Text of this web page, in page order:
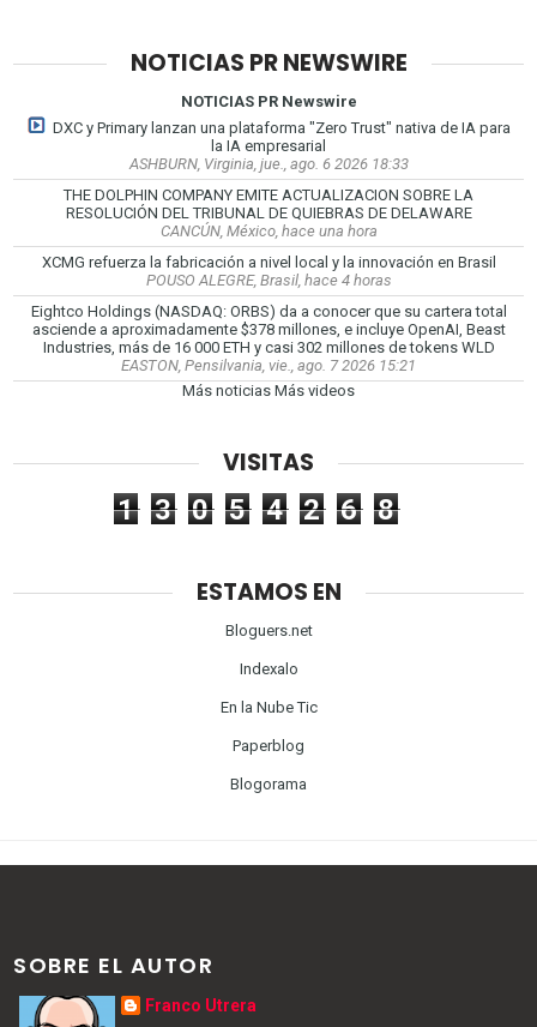
NOTICIAS PR NEWSWIRE
NOTICIAS PR Newswire
DXC y Primary lanzan una plataforma "Zero Trust" nativa de IA para
la IA empresarial
ASHBURN, Virginia, jue., ago. 6 2026 18:33
THE DOLPHIN COMPANY EMITE ACTUALIZACION SOBRE LA
RESOLUCIÓN DEL TRIBUNAL DE QUIEBRAS DE DELAWARE
CANCÚN, México, hace una hora
XCMG refuerza la fabricación a nivel local y la innovación en Brasil
POUSO ALEGRE, Brasil, hace 4 horas
Eightco Holdings (NASDAQ: ORBS) da a conocer que su cartera total
asciende a aproximadamente $378 millones, e incluye OpenAI, Beast
Industries, más de 16 000 ETH y casi 302 millones de tokens WLD
EASTON, Pensilvania, vie., ago. 7 2026 15:21
Más noticias Más videos
VISITAS
1 3 0 5 4 2 6 8
ESTAMOS EN
Bloguers.net
Indexalo
En la Nube Tic
Paperblog
Blogorama
SOBRE EL AUTOR
Franco Utrera